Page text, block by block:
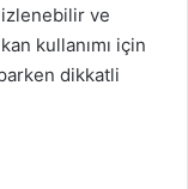
ve
kullanımı için
dikkatli